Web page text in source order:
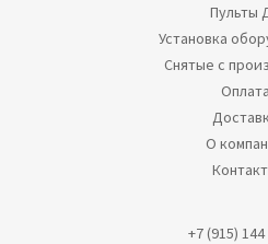
Пульты
Установка
Снятые с
Оплата
О
+7 (915)